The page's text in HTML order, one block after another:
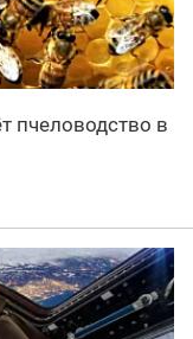
пчеловодство в